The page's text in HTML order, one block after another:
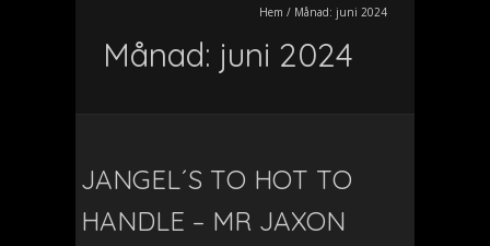
Hem / Månad: juni 2024
Månad: juni 2024
JANGEL´S TO HOT TO
HANDLE – MR JAXON